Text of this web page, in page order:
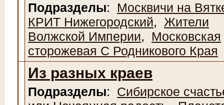
Подразделы:
Москвичи на
КРИТ Нижегородский,
Жители
Волжской Империи,
Московская
сторожевая С Родникового Края
Из разных краев
Подразделы:
Сибирское